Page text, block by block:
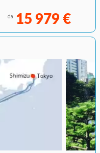
da 15 979 €